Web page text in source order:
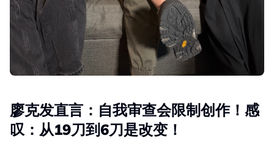
廖克发直言：自我审查会限制创作！感
叹：从19刀到6刀是改变！